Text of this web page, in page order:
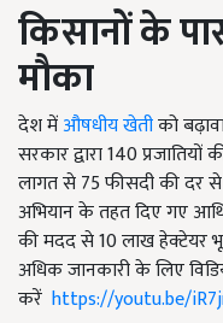
किसानों के
मौका
देश मेंऔषधीय खेतीको
सरकार द्वारा 140
लागत से 75 फीसदी की दर से
अभियान के तहत दिए गए
की मदद से 10 लाख हेक्टेयर
अधिक जानकारी के लिए
करें https://youtu.be/